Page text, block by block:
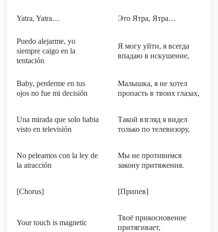
Yatra, Yatra… Это Ятра, Ятра…
Puedo alejarme, yo
siempre caigo en la
tentación
Я могу уйти, я всегда
впадаю в искушение,
Baby, perderme en tus
ojos no fue mi decisión
Малышка, я не хотел
пропасть в твоих глазах,
Una mirada que solo habia
visto en televisión
Такой взгляд я видел
только по телевизору,
No peleamos con ‪la ley de
la atracción
Мы не противимся
закону притяжения.
[Chorus] [Припев]
Your touch is magnetic
Твоё прикосновение
притягивает,